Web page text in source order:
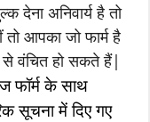
देना अनिवार्य है तो
आपका जो फार्म है
से वंचित हो सकते हैं|
फॉर्म के साथ
सूचना में दिए गए